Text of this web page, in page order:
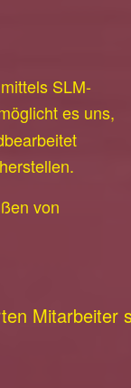
SLM-
es uns,
herstellen.
von
Mitarbeiter